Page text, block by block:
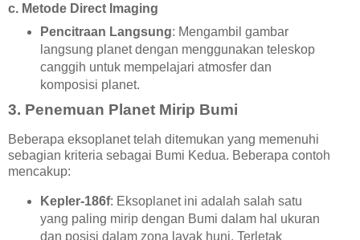
c. Metode Direct Imaging
Pencitraan Langsung: Mengambil gambar
langsung planet dengan menggunakan teleskop
canggih untuk mempelajari atmosfer dan
komposisi planet.
3. Penemuan Planet Mirip Bumi
Beberapa eksoplanet telah ditemukan yang memenuhi
sebagian kriteria sebagai Bumi Kedua. Beberapa contoh
mencakup:
Kepler-186f: Eksoplanet ini adalah salah satu
yang paling mirip dengan Bumi dalam hal ukuran
dan posisi dalam zona layak huni. Terletak